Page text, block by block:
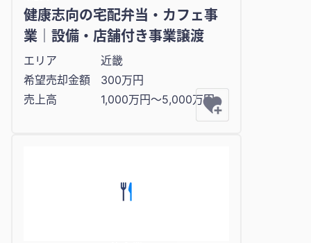
健康志向の宅配弁当・カフェ事
業｜設備・店舗付き事業譲渡
エリア
近畿
希望売却金額
300万円
売上高
1,000万円〜5,000万円